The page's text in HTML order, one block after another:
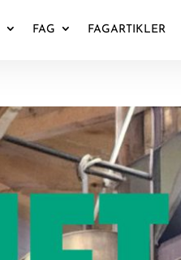
FAG FAGARTIKLER